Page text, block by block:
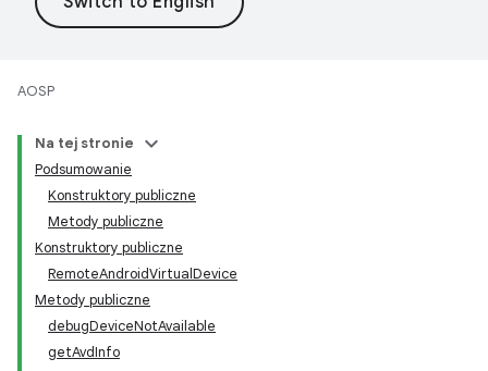
AOSP
Na tej stronie
Podsumowanie
Konstruktory publiczne
Metody publiczne
Konstruktory publiczne
RemoteAndroidVirtualDevice
Metody publiczne
debugDeviceNotAvailable
getAvdInfo